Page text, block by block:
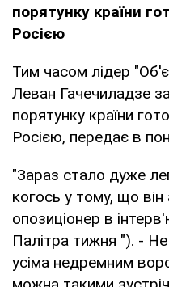
порятунку країни
Росією
Тим часом лідер
Леван Гачечиладзе
порятунку країни
Росією, передає в
"Зараз стало дуже
когось у тому, що він
опозиціонер в
Палітра тижня "). - Не
усіма недремним